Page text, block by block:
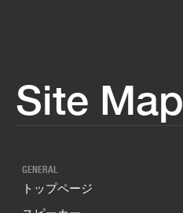
Site Map
GENERAL
トップページ